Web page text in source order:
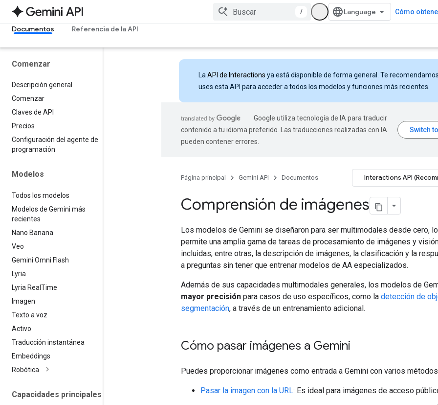
/ Cómo
Documentos Referencia de la API
Comenzar
Descripción general
Comenzar
Claves de API
Precios
Configuración del agente de
programación
Modelos
Todos los modelos
Modelos de Gemini más
recientes
Nano Banana
Veo
Gemini Omni Flash
Lyria
Lyria Real Time
Imagen
Texto a voz
Activo
Traducción instantánea
Embeddings
Robótica
Capacidades principales
La API de Interactions ya está disponible de forma general. Te
uses esta API para acceder a todos los modelos y funciones más recientes.
Google utiliza tecnología de IA para traducir
contenido a tu idioma preferido. Las traducciones realizadas con IA
pueden contener errores.
Página principal Gemini API Documentos Interactions API
Comprensión de imágenes
Los modelos de Gemini se diseñaron para ser multimodales desde cero,
permite una amplia gama de tareas de procesamiento de imágenes y
incluidas, entre otras, la descripción de imágenes, la clasificación y la
a preguntas sin tener que entrenar modelos de AA especializados.
Además de sus capacidades multimodales generales, los modelos de
mayor precisión para casos de uso específicos, como la detección de
segmentación, a través de un entrenamiento adicional.
Cómo pasar imágenes a Gemini
Puedes proporcionar imágenes como entrada a Gemini con varios
Pasar la imagen con la URL: Es ideal para imágenes de acceso